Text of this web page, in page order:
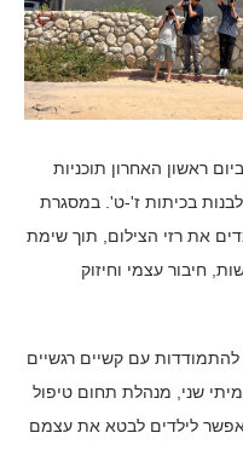
ראשון האחרון תוכניות
בכיתות ז'-ט'. במסגרת
את רזי הצילום, תוך שימת
חיבור עצמי וחיזוק
עם קשיים רגשיים
שני, מנהלת תחום טיפול
לילדים לבטא את עצמם